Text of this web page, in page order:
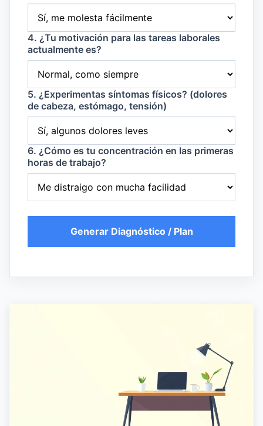
4. ¿Tu motivación para las tareas laborales
actualmente es?
5. ¿Experimentas síntomas físicos? (dolores
de cabeza, estómago, tensión)
6. ¿Cómo es tu concentración en las primeras
horas de trabajo?
Generar Diagnóstico / Plan